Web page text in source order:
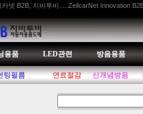
넷 B2B, 지비투비.....ZeilcarNet Innovation
용품 LED관련 방음용품
팅필름 연료절감 신개념방음